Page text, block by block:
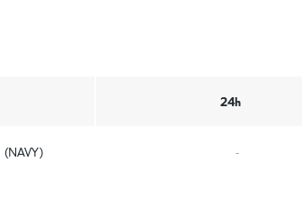
24h
(NAVY) -